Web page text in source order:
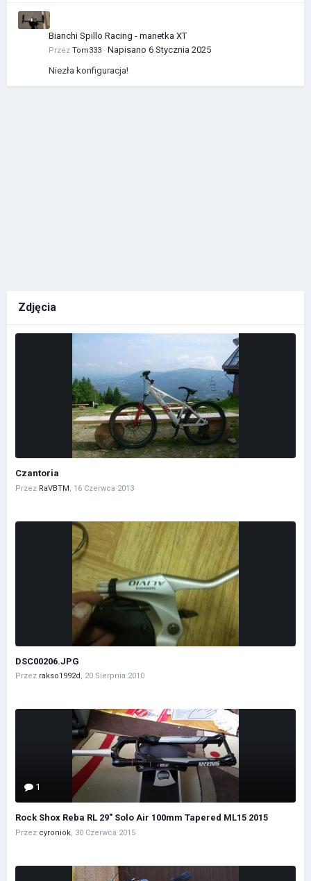
Bianchi Spillo Racing - manetka XT
Przez Tom333 · Napisano 6 Stycznia 2025
Niezła konfiguracja!
Zdjęcia
Czantoria
Przez RaVBTM, 16 Czerwca 2013
DSC00206.JPG
Przez rakso1992d , 20 Sierpnia 2010
1
Rock Shox Reba RL 29" Solo Air 100mm Tapered ML15 2015
Przez cyroniok, 30 Czerwca 2015